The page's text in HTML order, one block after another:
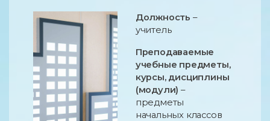
Должность –
учитель
Преподаваемые
учебные предметы,
курсы, дисциплины
(модули) –
предметы
начальных классов